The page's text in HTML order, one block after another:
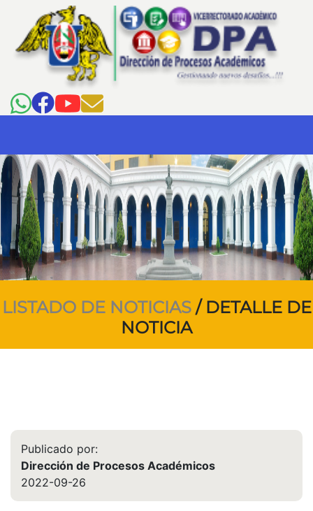
LISTADO DE NOTICIAS / DETALLE DE
NOTICIA
Publicado por:
Dirección de Procesos Académicos
2022-09-26